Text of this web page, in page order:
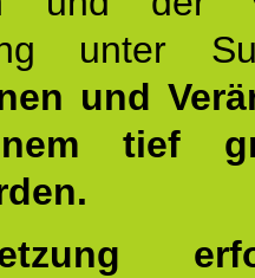
unter
und
tief